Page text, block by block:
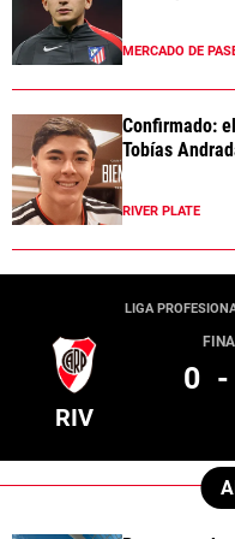
MERCADO DE
Confirmado:
Tobías
RIVER PLATE
LIGA
RIV
0 -